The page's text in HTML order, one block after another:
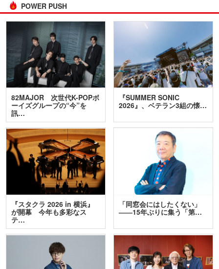
POWER PUSH
82MAJOR 次世代K-POPボ
ーイズグループの“今”を
訊…
『SUMMER SONIC
2026』、ベテラン3組の懐…
『スタクラ 2026 in 横浜』
が開幕 今年も多彩なス
テ…
「同窓会にはしたくない」
――15年ぶりに集う「第…